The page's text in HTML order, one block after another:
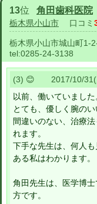
13位 角田歯科医院
栃木県小山市 口コミ
栃木県小山市城山町1-
tel:0285-24-3138
(3) 😊 2017/10/
以前、働いていました
とても、優しく腕のい
間違いのない、治療
れます。
下手な先生は、何人
ある私はわかります。
角田先生は、医学博
方です。